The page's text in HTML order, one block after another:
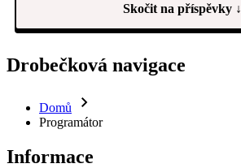
Skočit na příspěvky ↓
Drobečková navigace
Domů
Programátor
Informace